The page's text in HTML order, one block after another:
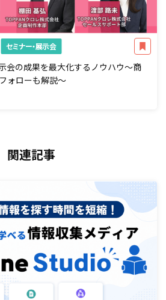
セミナー・展示会
会の成果を最大化するノウハウ～商
ォローも解説～
関連記事